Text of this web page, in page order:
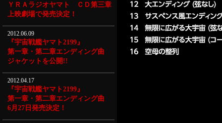
ＹＲＡラジオヤマト ＣＤ第三章
上映劇場で発売決定！
2012.06.09
『宇宙戦艦ヤマト2199』
第一章・第二章エンディング曲
ジャケットを公開!!
2012.04.17
『宇宙戦艦ヤマト2199』
第一章・第二章エンディング曲
6月27日発売決定！